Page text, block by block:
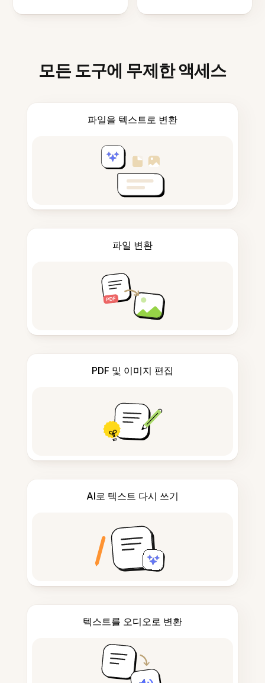
모든 도구에 무제한 액세스
파일을 텍스트로 변환
파일 변환
PDF 및 이미지 편집
AI로 텍스트 다시 쓰기
텍스트를 오디오로 변환